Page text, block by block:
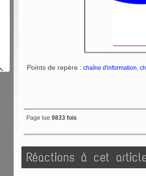
Points de repère : chaîne d'information,
Page lue 9833 fois
Réactions à cet